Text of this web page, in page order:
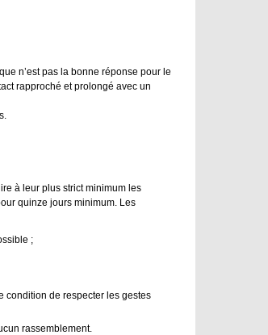
n’est pas la bonne réponse pour le
rapproché et prolongé avec un
à leur plus strict minimum les
quinze jours minimum. Les
;
condition de respecter les gestes
rassemblement.